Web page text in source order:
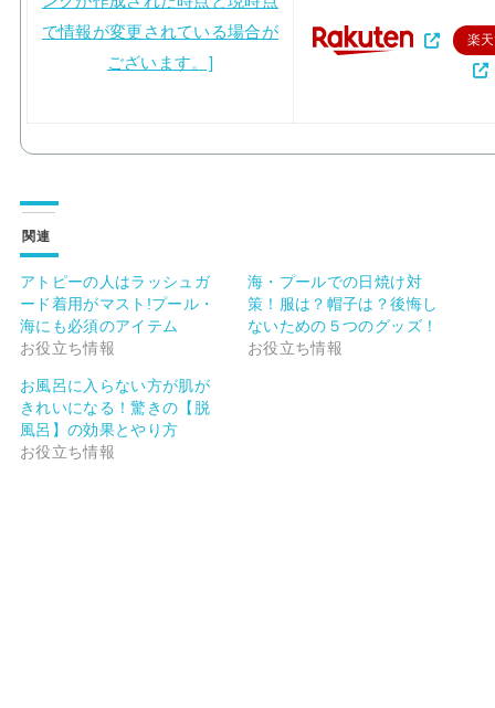
楽
関連
アトピーの人はラッシュガ
ード着用がマスト!プール・
海にも必須のアイテム
お役立ち情報
海・プールでの日焼け対
策！服は？帽子は？後悔し
ないための５つのグッズ！
お役立ち情報
お風呂に入らない方が肌が
きれいになる！驚きの【脱
風呂】の効果とやり方
お役立ち情報